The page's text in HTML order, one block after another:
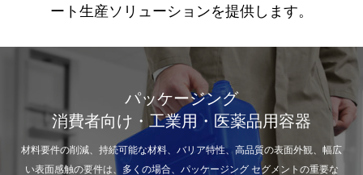
ート生産ソリューションを提供します。
パッケージング
消費者向け・工業用・医薬品用容器
材料要件の削減、持続可能な材料、バリア特性、高品質の表面外観、幅広
い表面感触の要件は、多くの場合、パッケージング セグメントの重要な